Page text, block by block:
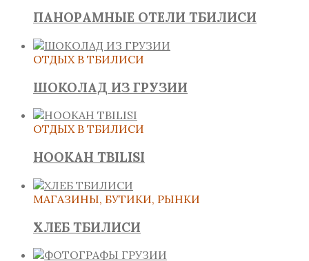
ПАНОРАМНЫЕ ОТЕЛИ ТБИЛИСИ
ОТДЫХ В ТБИЛИСИ
ШОКОЛАД ИЗ ГРУЗИИ
ОТДЫХ В ТБИЛИСИ
HOOKAH TBILISI
МАГАЗИНЫ, БУТИКИ, РЫНКИ
ХЛЕБ ТБИЛИСИ